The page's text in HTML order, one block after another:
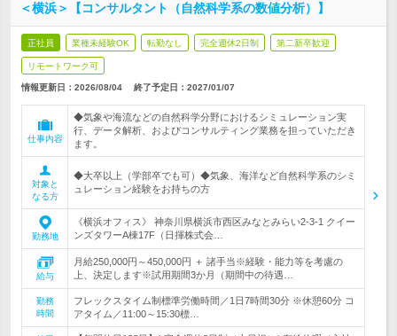
＜横浜＞【コンサルタント（自然科学系の数値分析）】
正社員 業種未経験OK 転勤なし 完全週休2日制 第二新卒歓迎
リモートワーク可
情報更新日：2026/08/04 終了予定日： 2027/01/07
仕事内容
◆気象や海流などの自然科学分野におけるシミュレーション実
行、データ解析、およびコンサルティング業務を担っていただき
ます。
対象と
なる方
◆大卒以上（学部卒でも可）◆気象、海洋など自然科学系のシミ
ュレーション経験をお持ちの方
勤務地
《横浜オフィス》 神奈川県横浜市西区みなとみらい2-3-1 クイー
ンズタワーA棟17F（日揮株式会…
給与
月給250,000円～450,000円 ＋ 諸手当※経験・能力等を考慮の
上、決定します※試用期間3か月（期間中の待遇…
勤務
時間
フレックスタイム制標準労働時間／1日7時間30分 ※休憩60分 コ
アタイム／11:00～15:30標…